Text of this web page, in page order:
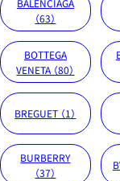
BALENCIAGA
（63）
BOTTEGA
VENETA （80）
BREGUET （1）
BURBERRY
（37）